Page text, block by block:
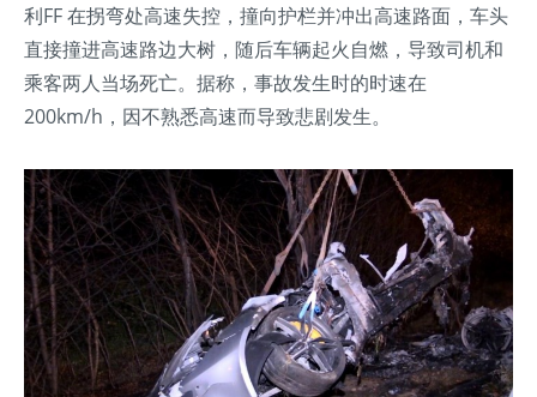
利FF 在拐弯处高速失控，撞向护栏并冲出高速路面，车头
直接撞进高速路边大树，随后车辆起火自燃，导致司机和
乘客两人当场死亡。据称，事故发生时的时速在
200km/h，因不熟悉高速而导致悲剧发生。